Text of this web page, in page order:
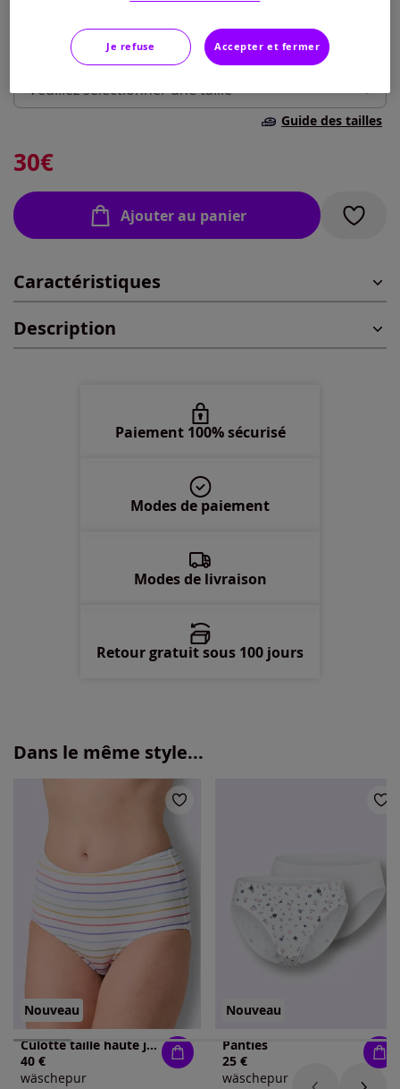
Veuillez sélectionner une taille
En stock
48 -En stock
50 -En stock
Guide des tailles
30€
Ajouter au panier
Caractéristiques
Description
Paiement 100% sécurisé
Modes de paiement
Modes de livraison
Retour gratuit sous 100 jours
Dans le même style...
Nouveau
Culotte taille haute jersey fin
40 €
wäschepur
Nouveau
Panties
25 €
wäschepur
Je refuse Accepter et fermer